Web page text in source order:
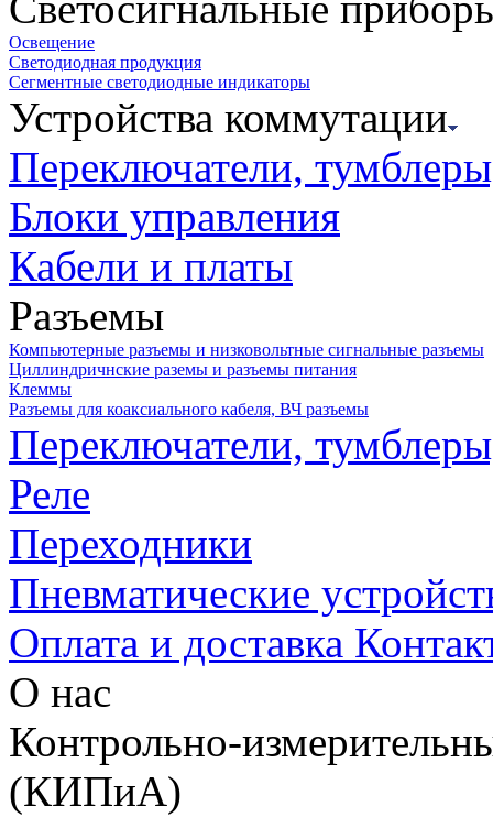
Освещение
Светодиодная продукция
Сегментные светодиодные индикаторы
Устройства коммутации
Переключатели,
Блоки управления
Кабели и платы
Разъемы
Компьютерные разъемы и низковольтные сигнальные разъемы
Циллиндричнские раземы и разъемы питания
Клеммы
Разъемы для коаксиального кабеля, ВЧ разъемы
Переключатели,
Реле
Переходники
Пневматические
Оплата и доставка
О нас
Контрольно-
(КИПиА)